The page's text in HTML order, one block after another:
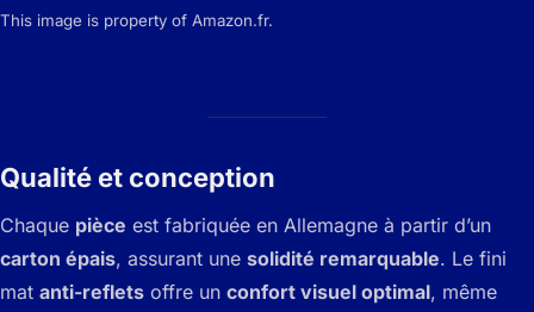
This image is property of Amazon.fr.
Qualité et conception
Chaque pièce est fabriquée en Allemagne à partir d’un
carton épais, assurant une solidité remarquable. Le fini
mat anti-reflets offre un confort visuel optimal, même